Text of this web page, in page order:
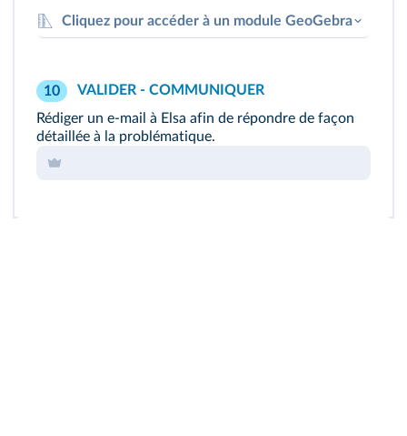
Cliquez pour accéder à un module GeoGebra
10
VALIDER - COMMUNIQUER
Rédiger un e-mail à Elsa afin de répondre de façon
détaillée à la problématique.